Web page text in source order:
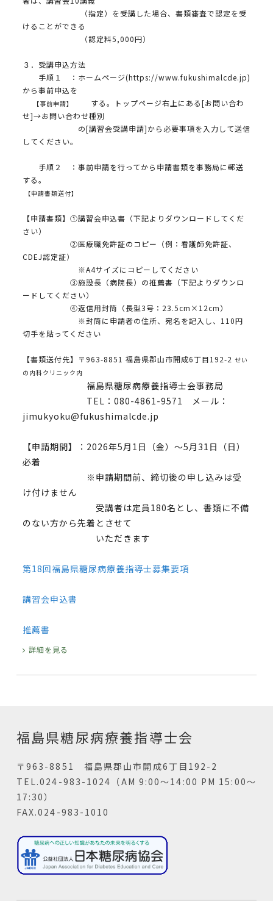
（指定）を受講した場合、書類審査で認定を受
けることができる
（認定料5,000円）
３．受講申込方法
手順１ ：ホームページ(https://www.fukushimalcde.jp)
から事前申込を
【事前申請】 する。トップページ右上にある[お問い合わ
せ]→お問い合わせ種別
の[講習会受講申請]から必要事項を入力して送信
してください。
手順２ ：事前申請を行ってから申請書類を事務局に郵送
する。
【申請書類送付】
【申請書類】①講習会申込書（下記よりダウンロードしてくだ
さい）
②医療職免許証のコピー（例：看護師免許証、
CDEJ認定証）
※A4サイズにコピーしてください
③施設長（病院長）の推薦書（下記よりダウンロ
ードしてください）
④返信用封筒（長型3号：23.5cm×12cm）
※封筒に申請者の住所、宛名を記入し、110円
切手を貼ってください
【書類送付先】〒963-8851 福島県郡山市開成6丁目192-2 せい
の内科クリニック内
福島県糖尿病療養指導士会事務局
TEL：080-4861-9571 メール：
jimukyoku@fukushimalcde.jp
【申請期間】：2026年5月1日（金）～5月31日（日）
必着
※申請期間前、締切後の申し込みは受
け付けません
受講者は定員180名とし、書類に不備
のない方から先着とさせて
いただきます
第18回福島県糖尿病療養指導士募集要項
講習会申込書
推薦書
詳細を見る
福島県糖尿病療養指導士会
〒963-8851 福島県郡山市開成6丁目192-2
TEL.024-983-1024（AM 9:00～14:00 PM 15:00～
17:30）
FAX.024-983-1010